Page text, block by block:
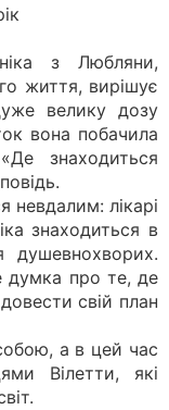
з Любляни,
життя, вирішує
велику дозу
вона побачила
знаходиться
невдалим: лікарі
знаходиться в
душевнохворих.
думка про те, де
свій план
а в цей час
Вілетти, які